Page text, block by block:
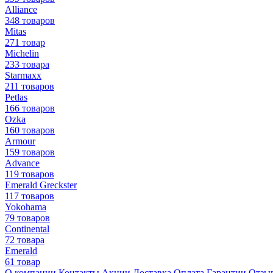
Alliance
348 товаров
Mitas
271 товар
Michelin
233 товара
Starmaxx
211 товаров
Petlas
166 товаров
Ozka
160 товаров
Armour
159 товаров
Advance
119 товаров
Emerald Greckster
117 товаров
Yokohama
79 товаров
Continental
72 товара
Emerald
61 товар